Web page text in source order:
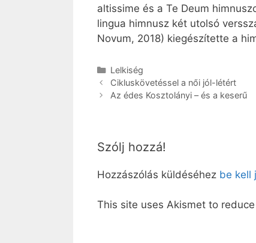
altissime és a Te Deum
lingua himnusz két utolsó
Novum, 2018) kiegészítette a
Kategória
Lelkiség
Cikluskövetéssel a női jól-létért
Az édes Kosztolányi – és a keserű
Szólj hozzá!
Hozzászólás küldéséhez be kell
This site uses Akismet to